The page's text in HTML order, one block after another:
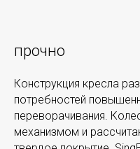
прочно
Конструкция кресла
потребностей
переворачивания.
механизмом и